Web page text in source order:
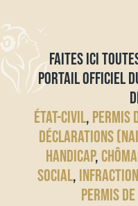
FAITES ICI
PORTAIL OFFICIEL
ÉTAT-CIVIL, PERMIS
DÉCLARATIONS
HANDICAP,
SOCIAL,
PERMIS